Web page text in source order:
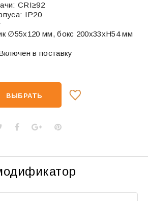
CRI≥92
IP20
∅55х120 мм, бокс 200х33хН54 мм
в поставку
ВЫБРАТЬ